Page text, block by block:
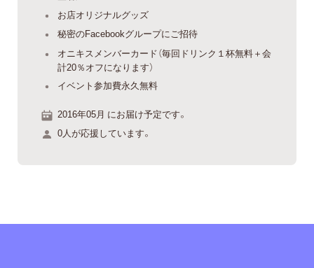
お店オリジナルグッズ
秘密のFacebookグループにご招待
オニキスメンバーカード（毎回ドリンク１杯無料＋会
計20％オフになります）
イベント参加費永久無料
2016年05月 にお届け予定です。
0人が応援しています。